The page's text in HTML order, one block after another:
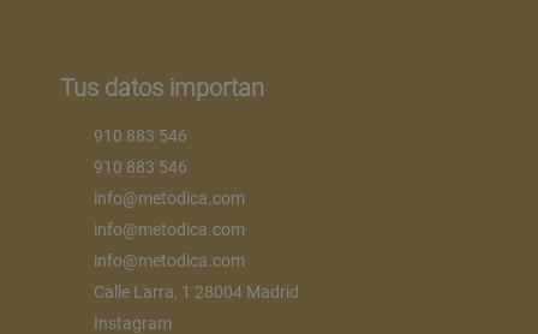
Tus datos importan
910 883 546
910 883 546
info@metodica.com
info@metodica.com
info@metodica.com
Calle Larra, 1 28004 Madrid
Instagram